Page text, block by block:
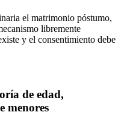
el matrimonio póstumo,
libremente
y el consentimiento debe
de edad,
menores